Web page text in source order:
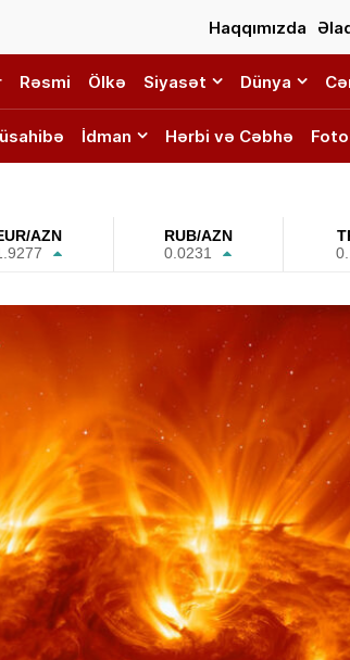
Haqqımızda
Rəsmi Ölkə Siyasət Dünya
İdman Hərbi və Cəbhə
AZN
RUB/AZN
0.0231